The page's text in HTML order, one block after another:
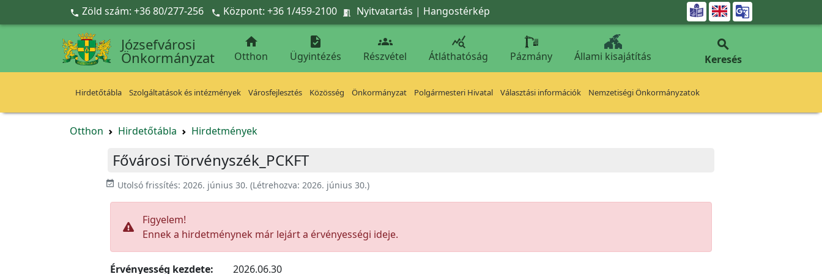
Ugrás a fő tartalomra
 Zöld szám: +36 80/277-256  Központ: +36 1/459-2100  Nyitvatartás | Hangostérkép 
Józsefvárosi
Önkormányzat

Otthon

Ügyintézés

Részvétel

Átláthatóság Pázmány Állami kisajátítás

Keresés
Hirdetőtábla Szolgáltatások és intézmények Városfejlesztés Közösség Önkormányzat Polgármesteri Hivatal Választási információk Nemzetiségi Önkormányzatok
Otthon Hirdetőtábla Hirdetmények
Fővárosi Törvényszék_PCKFT
event_available Utolsó frissítés: 2026. június 30. (Létrehozva: 2026. június 30.)
Figyelem!
Ennek a hirdetménynek már lejárt a érvényességi ideje.
Érvényesség kezdete:
2026.06.30